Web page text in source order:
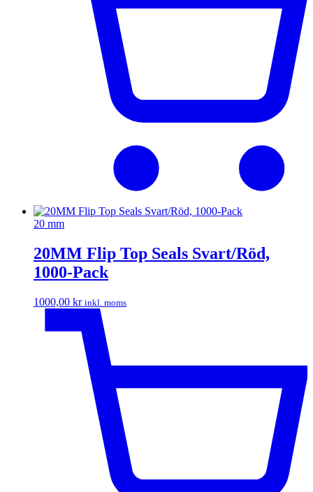
20 mm
20MM Flip Top Seals Svart/Röd,
1000-Pack
1000,00 kr inkl. moms